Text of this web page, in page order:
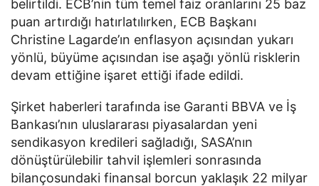
belirtildi. ECB’nin tüm temel faiz oranlarını 25 baz
puan artırdığı hatırlatılırken, ECB Başkanı
Christine Lagarde’ın enflasyon açısından yukarı
yönlü, büyüme açısından ise aşağı yönlü risklerin
devam ettiğine işaret ettiği ifade edildi.
Şirket haberleri tarafında ise Garanti BBVA ve İş
Bankası’nın uluslararası piyasalardan yeni
sendikasyon kredileri sağladığı, SASA’nın
dönüştürülebilir tahvil işlemleri sonrasında
bilançosundaki finansal borcun yaklaşık 22 milyar